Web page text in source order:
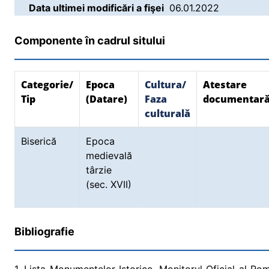
Data ultimei modificări a fişei 06.01.2022
Componente în cadrul sitului
Categorie/
Tip
Epoca
(Datare)
Cultura/
Faza
culturală
Atestare
Biserică
Epoca
medievală
târzie
(sec. XVII)
Bibliografie